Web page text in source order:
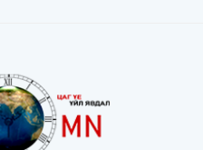
СОНГОГДСОН